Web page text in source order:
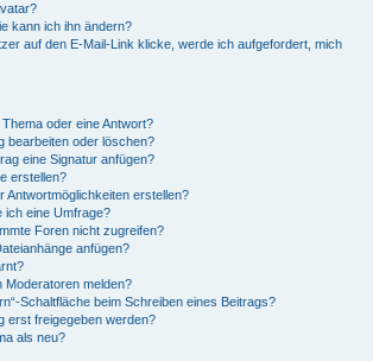
kann ich ihn ändern?
auf den E-Mail-Link klicke, werde ich aufgefordert, mich
oder eine Antwort?
bearbeiten oder löschen?
eine Signatur anfügen?
erstellen?
Antwortmöglichkeiten erstellen?
ich eine Umfrage?
Foren nicht zugreifen?
anfügen?
Moderatoren melden?
Schaltfläche beim Schreiben eines Beitrags?
erst freigegeben werden?
als neu?